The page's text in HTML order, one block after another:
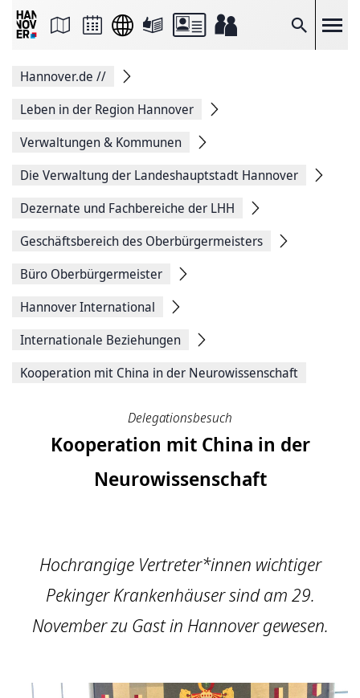
Suche
Seite
Facebook
teilen
Seitenlink
Seite
Hannover.de //
Leben in der Region Hannover
Verwaltungen & Kommunen
Die Verwaltung der Landeshauptstadt Hannover
Dezernate und Fachbereiche der LHH
Geschäftsbereich des Oberbürgermeisters
Büro Oberbürgermeister
Hannover International
Internationale Beziehungen
Kooperation mit China in der Neurowissenschaft
Delegationsbesuch
Kooperation mit China in der
Neurowissenschaft
Hochrangige Vertreter*innen wichtiger
Pekinger Krankenhäuser sind am 29.
November zu Gast in Hannover gewesen.